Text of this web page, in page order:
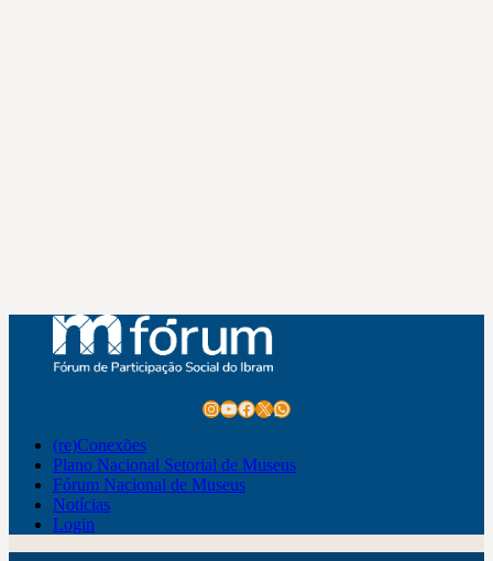
Instagram
Youtube
Facebook
X WhatsApp
(re)Conexões
Plano Nacional Setorial de Museus
Fórum Nacional de Museus
Notícias
Login